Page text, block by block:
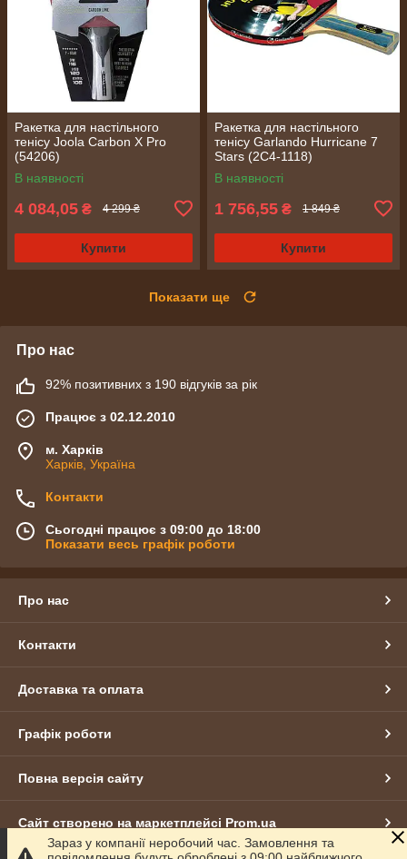
Ракетка для настільного
тенісу Joola Carbon X Pro
(54206)
В наявності
4 084,05 ₴ 4 299 ₴
Купити
Ракетка для настільного
тенісу Garlando Hurricane 7
Stars (2C4-1118)
В наявності
1 756,55 ₴ 1 849 ₴
Купити
Показати ще
Про нас
92% позитивних з 190 відгуків за рік
Працює з 02.12.2010
м. Харків
Харків, Україна
Контакти
Сьогодні працює з 09:00 до 18:00
Показати весь графік роботи
Про нас
Контакти
Доставка та оплата
Графік роботи
Повна версія сайту
Сайт створено на маркетплейсі Prom.ua
Зараз у компанії неробочий час. Замовлення та